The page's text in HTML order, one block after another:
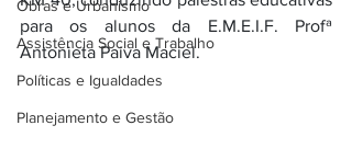
Obras e Urbanismo
Assistência Social e Trabalho
Políticas e Igualdades
Planejamento e Gestão
para os alunos da E.M.E.I.F. Profª
Antonieta Paiva Maciel.